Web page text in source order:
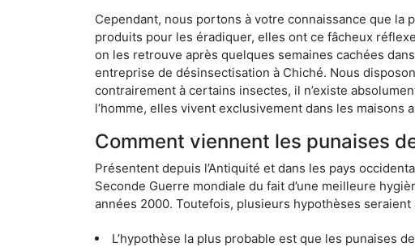
Cependant, nous portons à votre connaissance que la
produits pour les éradiquer, elles ont ce fâcheux
on les retrouve après quelques semaines cachées
entreprise de désinsectisation à Chiché. Nous
contrairement à certains insectes, il n’existe
l’homme, elles vivent exclusivement dans les maisons
Comment viennent les punaises
Présentent depuis l’Antiquité et dans les pays
Seconde Guerre mondiale du fait d’une meilleure
années 2000. Toutefois, plusieurs hypothèses
L’hypothèse la plus probable est que les punaises de lit ont